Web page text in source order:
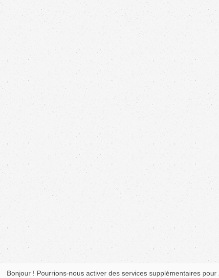
Bonjour ! Pourrions-nous activer des services supplémentaires pour